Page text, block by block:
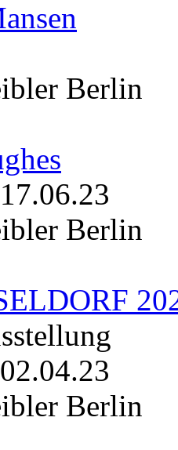
Berlin
17.06.23
Berlin
02.04.23
Berlin